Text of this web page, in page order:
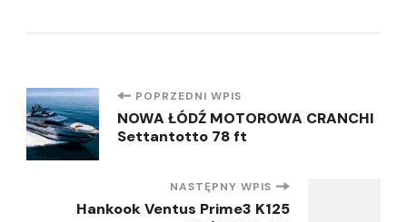
Nawigacja
wpisu
POPRZEDNI WPIS
NOWA ŁÓDŹ MOTOROWA CRANCHI
Settantotto 78 ft
NASTĘPNY WPIS
Hankook Ventus Prime3 K125